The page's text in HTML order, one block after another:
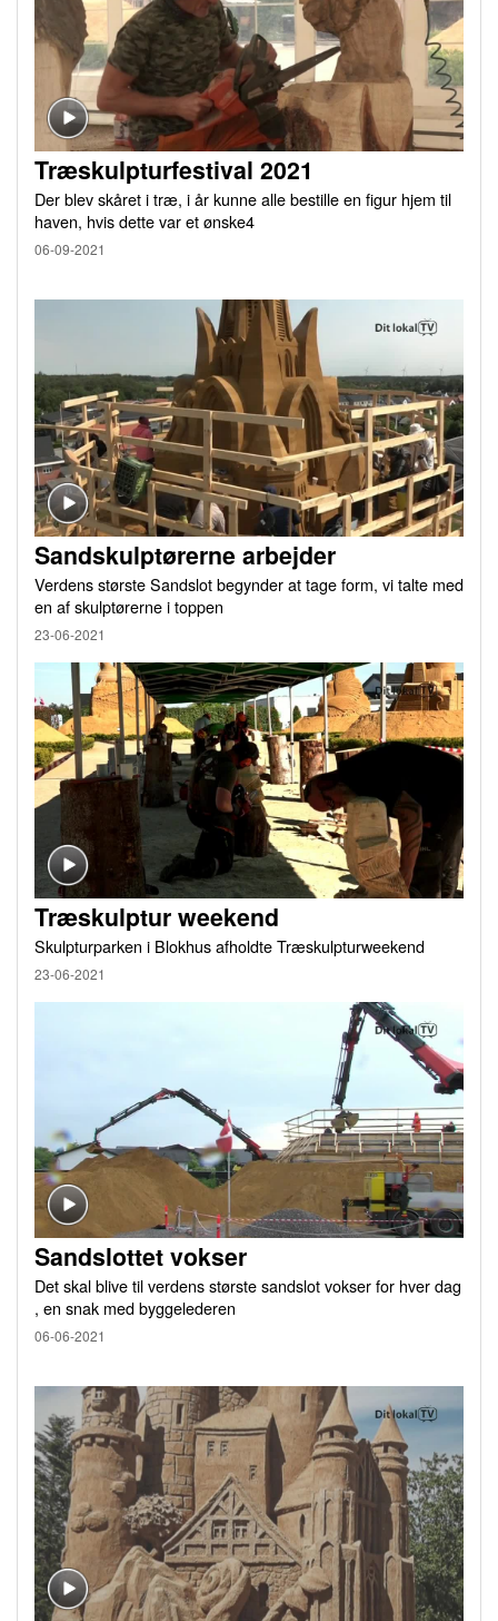
Træskulpturfestival 2021
Der blev skåret i træ, i år kunne alle bestille en figur hjem til
haven, hvis dette var et ønske4
06-09-2021
Sandskulptørerne arbejder
Verdens største Sandslot begynder at tage form, vi talte med
en af skulptørerne i toppen
23-06-2021
Træskulptur weekend
Skulpturparken i Blokhus afholdte Træskulpturweekend
23-06-2021
Sandslottet vokser
Det skal blive til verdens største sandslot vokser for hver dag
, en snak med byggelederen
06-06-2021